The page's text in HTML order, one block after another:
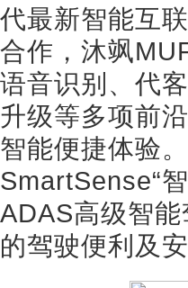
代最新智能互
合作，沐飒
语音识别、代
升级等多项前
智能便捷体验
SmartSense“
ADAS高级智
的驾驶便利及安